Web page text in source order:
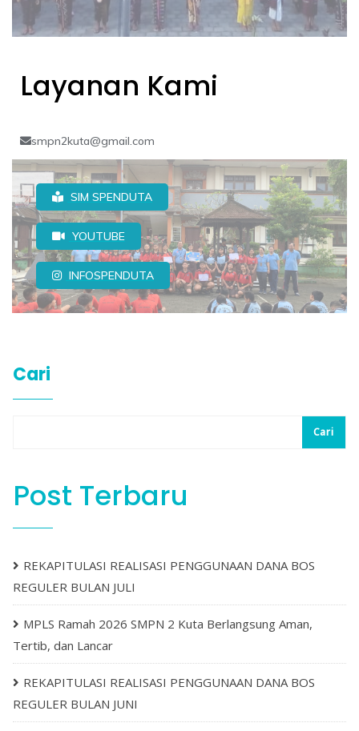
Layanan Kami
smpn2kuta@gmail.com
SIM SPENDUTA
YOUTUBE
INFOSPENDUTA
Cari
Cari
Post Terbaru
REKAPITULASI REALISASI PENGGUNAAN DANA BOS
REGULER BULAN JULI
MPLS Ramah 2026 SMPN 2 Kuta Berlangsung Aman,
Tertib, dan Lancar
REKAPITULASI REALISASI PENGGUNAAN DANA BOS
REGULER BULAN JUNI